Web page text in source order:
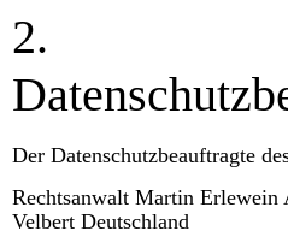
2.
Der Datenschutzbeauftragte
Rechtsanwalt Martin Erlewein
Velbert Deutschland